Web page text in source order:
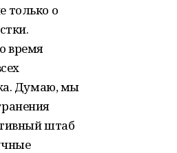
только о
время
Думаю, мы
штаб